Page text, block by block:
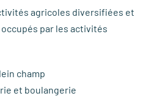
agricoles diversifiées et
par les activités
champ
et boulangerie